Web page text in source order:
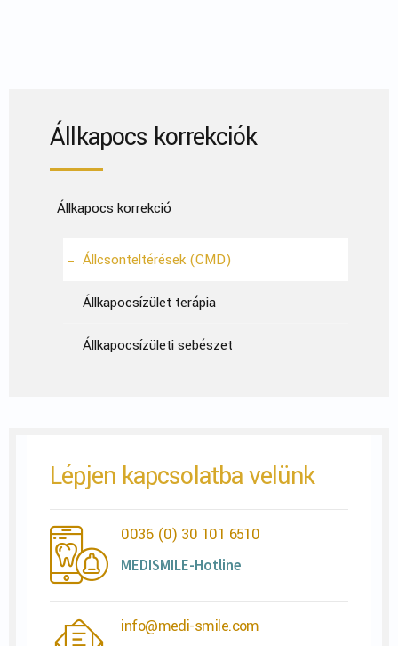
Állkapocs korrekciók
Állkapocs korrekció
Állcsonteltérések (CMD)
Állkapocsízület terápia
Állkapocsízületi sebészet
Lépjen kapcsolatba velünk
0036 (0) 30 101 6510
MEDISMILE-Hotline
info@medi-smile.com